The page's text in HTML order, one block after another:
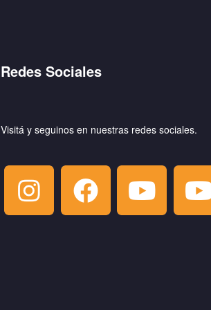
Redes Sociales
Visitá y seguinos en nuestras redes sociales.